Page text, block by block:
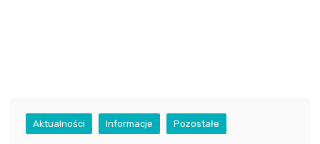
Aktualności Informacje Pozostałe